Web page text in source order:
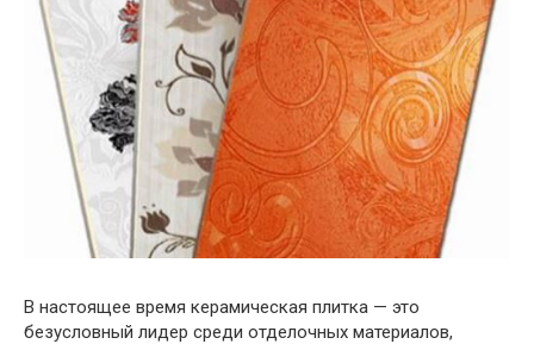
В настоящее время керамическая плитка — это
безусловный лидер среди отделочных материалов,